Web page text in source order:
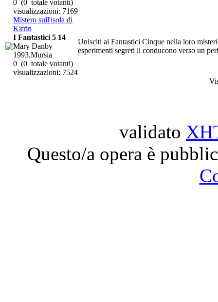
0 (0 totale votanti)
visualizzazioni: 7169
Mistero sull'isola di
Kirrin
Unisciti ai Fantastici Cinque nella loro
esperimenti segreti li conducono verso un
I Fantastici 5 14
Mary Danby
1993,Mursia
0 (0 totale votanti)
visualizzazioni: 7524
validato
Questo/a opera è